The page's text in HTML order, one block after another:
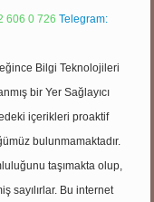
606 0 726 Telegram:
Bilgi Teknolojileri
bir Yer Sağlayıcı
içerikleri proaktif
bulunmamaktadır.
taşımakta olup,
sayılırlar. Bu internet